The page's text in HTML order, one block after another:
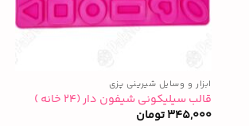
ابزار و وسایل شیرینی پزی
قالب سیلیکونی شیفون دار (۲۴ خانه )
345,000تومان